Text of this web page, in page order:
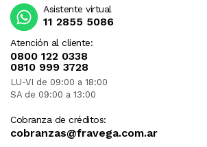
Atención al cliente:
0800 122 0338
0810 999 3728
LU-VI de 09:00 a 18:00
SA de 09:00 a 13:00
Cobranza de créditos:
cobranzas@fravega.com.ar
Asistente virtual
11 2855 5086